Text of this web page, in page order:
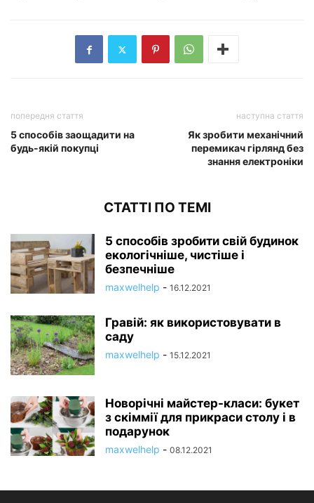
попередня стаття
5 способів заощадити на
будь-якій покупці
наступна стаття
Як зробити механічний
перемикач гірлянд без
знання електроніки
СТАТТІ ПО ТЕМІ
5 способів зробити свій будинок
екологічніше, чистіше і
безпечніше
maxwelhelp - 16.12.2021
Гравій: як використовувати в
саду
maxwelhelp - 15.12.2021
Новорічні майстер-класи: букет
з скіммії для прикраси столу і в
подарунок
maxwelhelp - 08.12.2021